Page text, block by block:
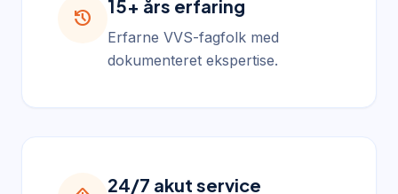
history
15+ års erfaring
Erfarne VVS-fagfolk med
dokumenteret ekspertise.
24/7 akut service